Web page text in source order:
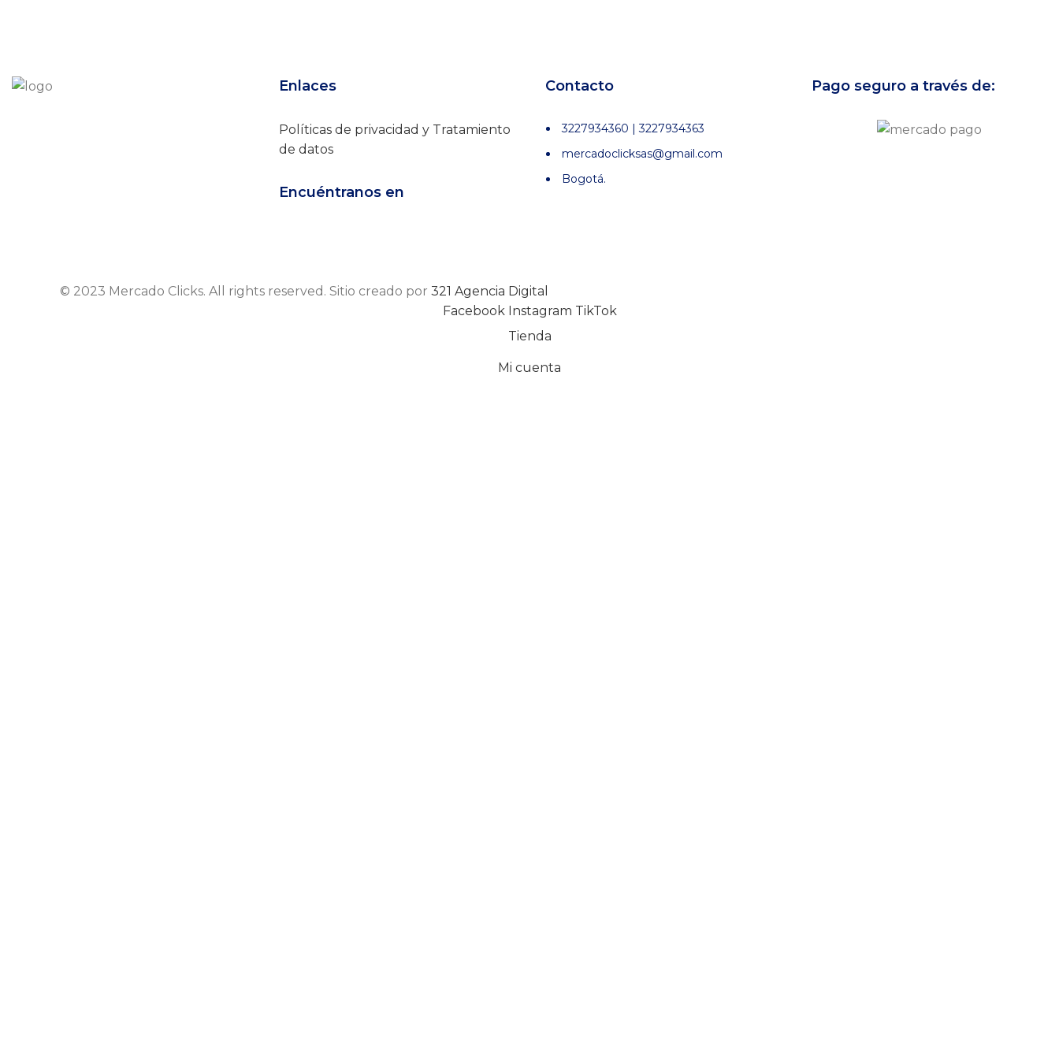
Enlaces
Políticas de privacidad y Tratamiento
de datos
Encuéntranos en
Contacto
3227934360 | 3227934363
mercadoclicksas@gmail.com
Bogotá.
Pago seguro a través de:
© 2023 Mercado Clicks. All rights reserved. Sitio creado por 321 Agencia Digital
Facebook Instagram TikTok
Tienda
Mi cuenta